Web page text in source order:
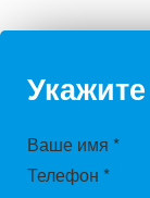
Ваше имя *
Телефон *